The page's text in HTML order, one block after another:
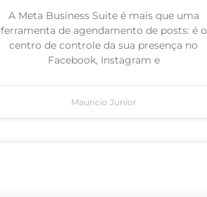
A Meta Business Suite é mais que uma
ferramenta de agendamento de posts: é o
centro de controle da sua presença no
Facebook, Instagram e
Mauricio Junior